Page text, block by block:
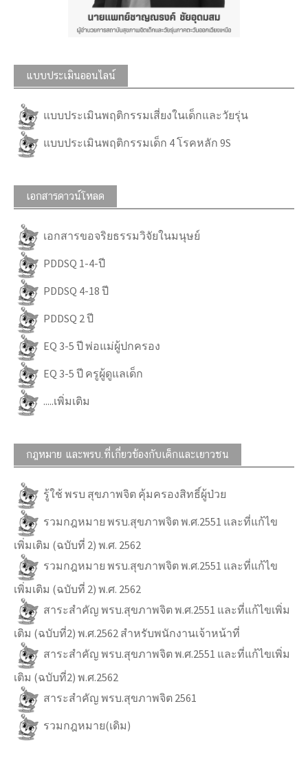
แบบประเมินออนไลน์
แบบประเมินพฤติกรรมเสี่ยงในเด็กและวัยรุ่น
แบบประเมินพฤติกรรมเด็ก 4 โรคหลัก 9S
เอกสารดาวน์โหลด
เอกสารขอจริยธรรมวิจัยในมนุษย์
PDDSQ 1-4-ปี
PDDSQ 4-18 ปี
PDDSQ 2 ปี
EQ 3-5 ปี พ่อแม่ผู้ปกครอง
EQ 3-5 ปี ครูผู้ดูแลเด็ก
.....เพิ่มเติม
กฎหมาย และพรบ.ที่เกี่ยวข้องกับเด็กและเยาวชน
รู้ใช้ พรบ สุขภาพจิต คุ้มครองสิทธิ์ผู้ป่วย
รวมกฎหมาย พรบ.สุขภาพจิต พ.ศ.2551 และที่แก้ไข
เพิ่มเติม (ฉบับที่ 2) พ.ศ. 2562
รวมกฎหมาย พรบ.สุขภาพจิต พ.ศ.2551 และที่แก้ไข
เพิ่มเติม (ฉบับที่ 2) พ.ศ. 2562
สาระสำคัญ พรบ.สุขภาพจิต พ.ศ.2551 และที่แก้ไขเพิ่ม
เติม (ฉบับที่2) พ.ศ.2562 สำหรับพนักงานเจ้าหน้าที่
สาระสำคัญ พรบ.สุขภาพจิต พ.ศ.2551 และที่แก้ไขเพิ่ม
เติม (ฉบับที่2) พ.ศ.2562
สาระสำคัญ พรบ.สุขภาพจิต 2561
รวมกฎหมาย(เดิม)